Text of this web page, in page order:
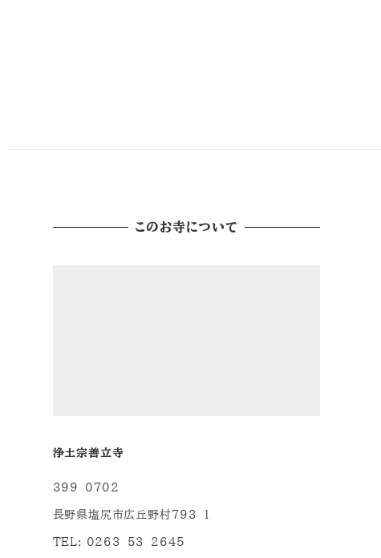
このお寺について
浄土宗善立寺
399-0702
長野県塩尻市広丘野村793-1
TEL: 0263-53-2645